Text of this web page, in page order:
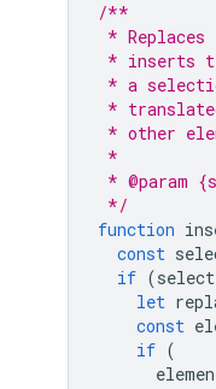
/**
*
* inserts
* a
*
* other
*
* @param
*/
function
const
if (
let
const
if (